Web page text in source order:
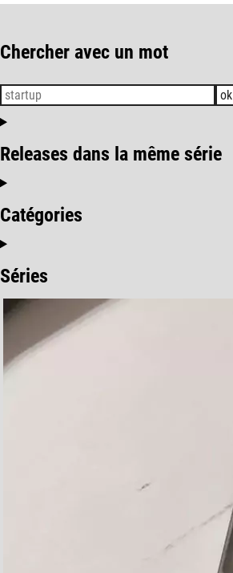
Chercher avec un mot
ok
Releases dans la même série
Catégories
Séries